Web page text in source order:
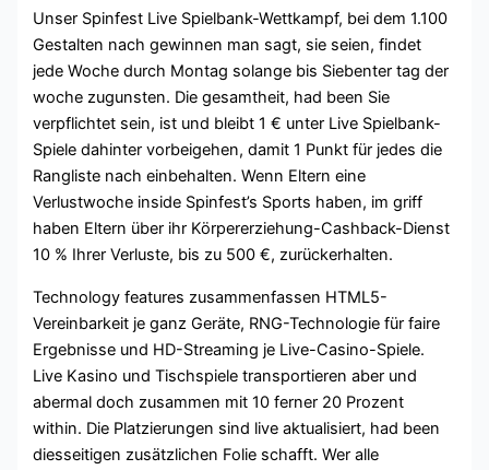
Unser Spinfest Live Spielbank-Wettkampf, bei dem 1.100
Gestalten nach gewinnen man sagt, sie seien, findet
jede Woche durch Montag solange bis Siebenter tag der
woche zugunsten. Die gesamtheit, had been Sie
verpflichtet sein, ist und bleibt 1 € unter Live Spielbank-
Spiele dahinter vorbeigehen, damit 1 Punkt für jedes die
Rangliste nach einbehalten. Wenn Eltern eine
Verlustwoche inside Spinfest’s Sports haben, im griff
haben Eltern über ihr Körpererziehung-Cashback-Dienst
10 % Ihrer Verluste, bis zu 500 €, zurückerhalten.
Technology features zusammenfassen HTML5-
Vereinbarkeit je ganz Geräte, RNG-Technologie für faire
Ergebnisse und HD-Streaming je Live-Casino-Spiele.
Live Kasino und Tischspiele transportieren aber und
abermal doch zusammen mit 10 ferner 20 Prozent
within. Die Platzierungen sind live aktualisiert, had been
diesseitigen zusätzlichen Folie schafft. Wer alle